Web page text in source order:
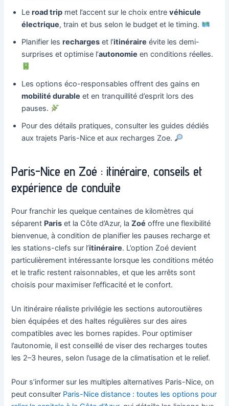
Leroad trip met l’accent sur le choix entrevéhicule
électrique, train et bus selon le budget et le timing.
Planifier lesrecharges et l’itinéraire évite les demi-
surprises et optimise l’autonomie en conditions réelles.
Les options éco-responsables offrent des gains en
mobilité durable et en tranquillité d’esprit lors des
pauses.
Pour des détails pratiques, consulter les guides dédiés
aux trajets Paris-Nice et aux recharges Zoe.
Paris-Nice en Zoé : itinéraire, conseils et
expérience de conduite
Pour franchir les quelque centaines de kilomètres qui
séparent Paris et la Côte d’Azur, laZoé offre une flexibilité
bienvenue, à condition de planifier les pauses recharge et
les stations-clefs sur l’itinéraire. L’option Zoé devient
particulièrement intéressante lorsque les conditions météo
et le trafic restent raisonnables, et que les arrêts sont
choisis pour maximiser l’efficacité et le confort.
Un itinéraire réaliste privilégie les sections autoroutières
bien équipées et des haltes régulières sur des aires
compatibles avec les bornes rapides. Pour optimiser
l’autonomie, il est conseillé de viser des recharges toutes
les 2–3 heures, selon l’usage de la climatisation et le relief.
Pour s’informer sur les multiples alternatives Paris-Nice, on
peut consulter Paris-Nice distance : toutes les options pour